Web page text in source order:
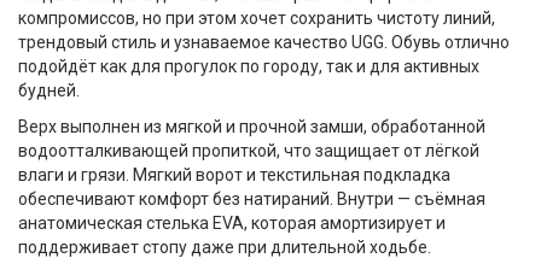
компромиссов, но при этом хочет сохранить чистоту линий,
трендовый стиль и узнаваемое качество UGG. Обувь отлично
подойдёт как для прогулок по городу, так и для активных
будней.
Верх выполнен из мягкой и прочной замши, обработанной
водоотталкивающей пропиткой, что защищает от лёгкой
влаги и грязи. Мягкий ворот и текстильная подкладка
обеспечивают комфорт без натираний. Внутри — съёмная
анатомическая стелька EVA, которая амортизирует и
поддерживает стопу даже при длительной ходьбе.